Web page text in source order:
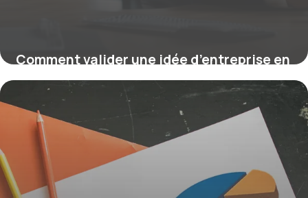
Comment valider une idée d’entreprise en
2026 : étude de marché essentielle
29 janvier 2026